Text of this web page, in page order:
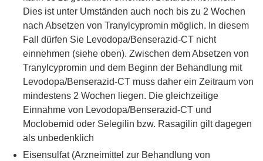
Dies ist unter Umständen auch noch bis zu 2 Wochen
nach Absetzen von Tranylcypromin möglich. In diesem
Fall dürfen Sie Levodopa/Benserazid-CT nicht
einnehmen (siehe oben). Zwischen dem Absetzen von
Tranylcypromin und dem Beginn der Behandlung mit
Levodopa/Benserazid-CT muss daher ein Zeitraum von
mindestens 2 Wochen liegen. Die gleichzeitige
Einnahme von Levodopa/Benserazid-CT und
Moclobemid oder Selegilin bzw. Rasagilin gilt dagegen
als unbedenklich
Eisensulfat (Arzneimittel zur Behandlung von